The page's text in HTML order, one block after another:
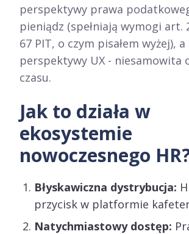
perspektywy prawa
pieniądz (spełniają wymogi art.
67 PIT, o czym pisałem wyżej), a
perspektywy UX - niesamowita
czasu.
Jak to działa w
ekosystemie
nowoczesnego
Błyskawiczna dystrybucja:
przycisk w platformie
Natychmiastowy dostęp: